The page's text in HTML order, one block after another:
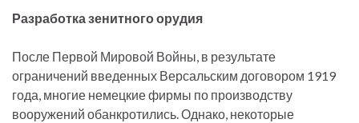
Разработка зенитного орудия
После Первой Мировой Войны, в результате
ограничений введенных Версальским договором 1919
года, многие немецкие фирмы по производству
вооружений обанкротились. Однако, некоторые